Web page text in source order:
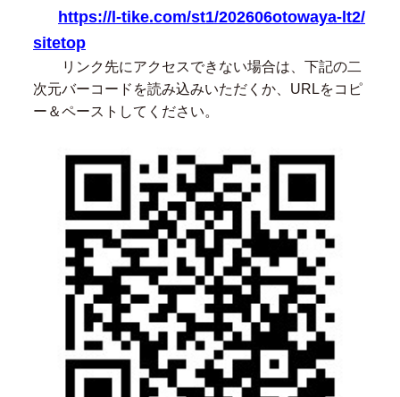
https://l-tike.com/st1/202606otowaya-lt2/
sitetop
リンク先にアクセスできない場合は、下記の二
次元バーコードを読み込みいただくか、URLをコピ
ー＆ペーストしてください。